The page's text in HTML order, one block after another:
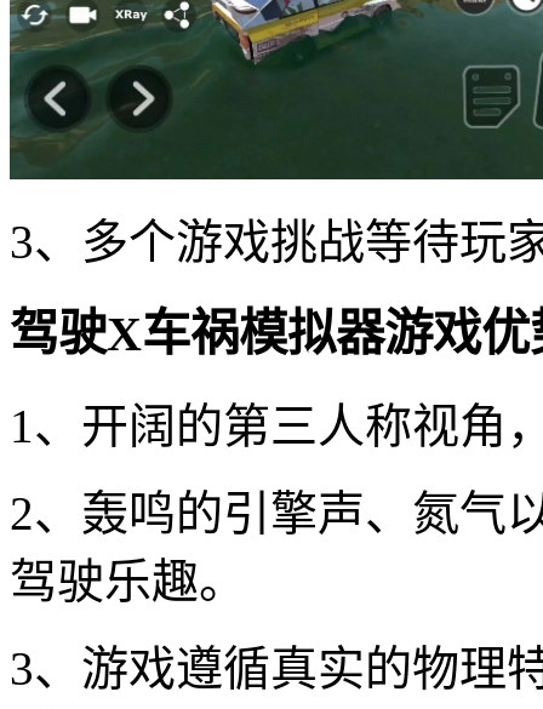
3、多个游戏挑战等待玩
驾驶X车祸模拟器游戏优
1、开阔的第三人称视角
2、轰鸣的引擎声、氮气
驾驶乐趣。
3、游戏遵循真实的物理